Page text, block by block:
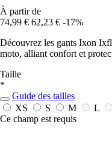
À partir de
74,99 € 62,23 € -17%
Découvrez les gants Ixon
moto, alliant confort et
Taille
*
Guide des tailles
XS
S M L
Ce champ est requis